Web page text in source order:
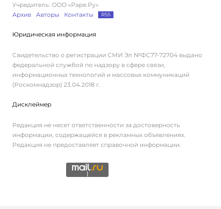
Учредитель: ООО «Раре.Ру»
Архив
Авторы Контакты RSS
Юридическая информация
Свидетельство о регистрации СМИ Эл №ФС77-72704 выдано
федеральной службой по надзору в сфере связи,
информационных технологий и массовых коммуникаций
(Роскомнадзор) 23.04.2018 г.
Дисклеймер
Редакция не несет ответственности за достоверность
информации, содержащейся в рекламных объявлениях.
Редакция не предоставляет справочной информации.